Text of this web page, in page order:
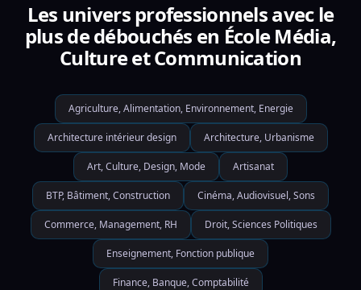
Les univers professionnels avec le
plus de débouchés en École Média,
Culture et Communication
Agriculture, Alimentation, Environnement, Energie
Architecture intérieur design Architecture, Urbanisme
Art, Culture, Design, Mode Artisanat
BTP, Bâtiment, Construction Cinéma, Audiovisuel, Sons
Commerce, Management, RH Droit, Sciences Politiques
Enseignement, Fonction publique
Finance, Banque, Comptabilité